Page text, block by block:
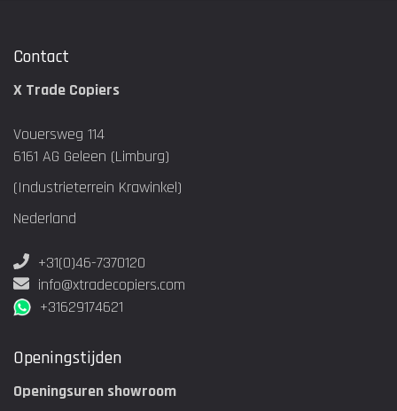
Contact
X Trade Copiers
Vouersweg 114
6161 AG Geleen (Limburg)
(Industrieterrein Krawinkel)
Nederland
+31(0)46-7370120
info@xtradecopiers.com
+31629174621
Openingstijden
Openingsuren showroom